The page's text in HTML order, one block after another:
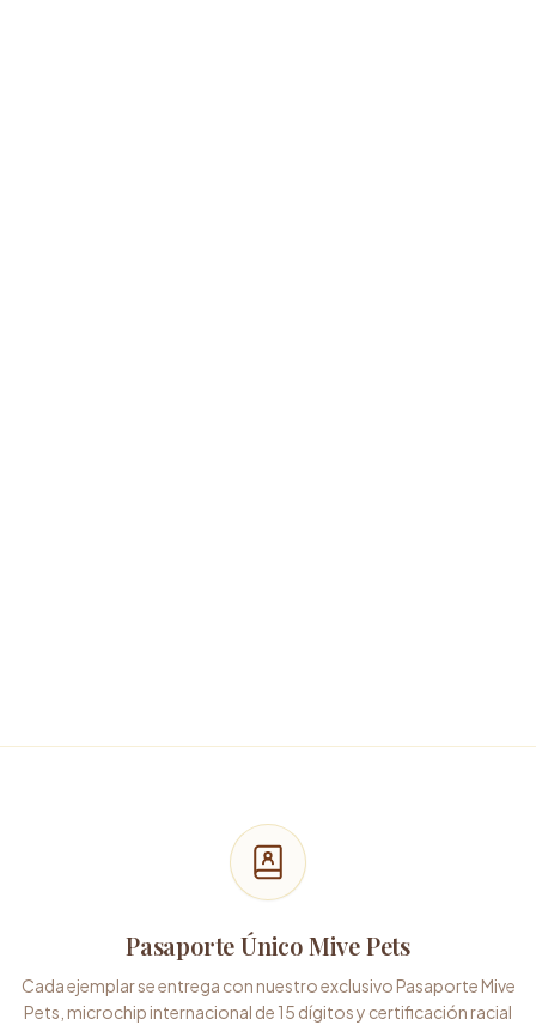
Pasaporte Único Mive Pets
Cada ejemplar se entrega con nuestro exclusivo Pasaporte Mive
Pets, microchip internacional de 15 dígitos y certificación racial